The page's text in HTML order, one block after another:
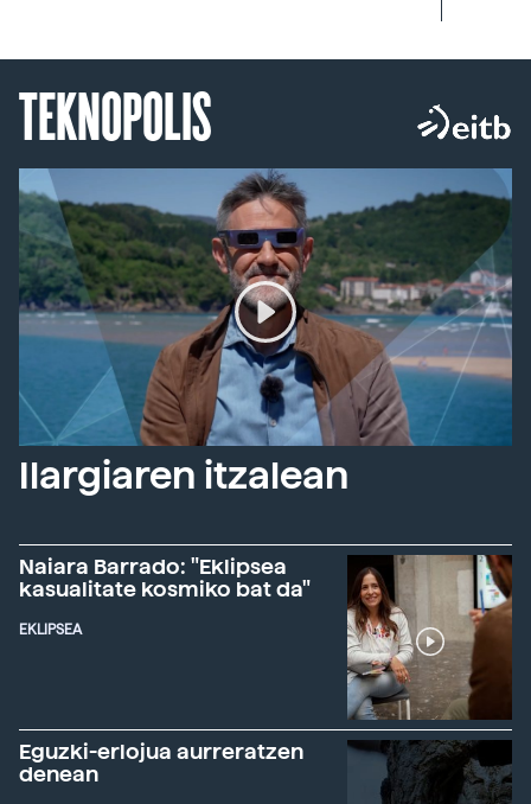
TEKNOPOLIS
Ilargiaren itzalean
Naiara Barrado: "Eklipsea
kasualitate kosmiko bat da"
EKLIPSEA
Eguzki-erlojua aurreratzen
denean